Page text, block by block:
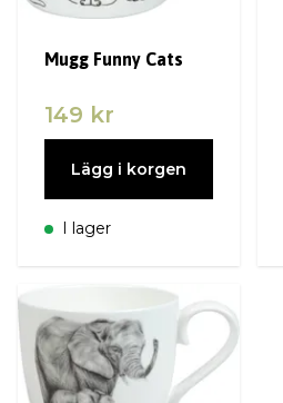
Mugg Funny Cats
149 kr
Lägg i korgen
I lager